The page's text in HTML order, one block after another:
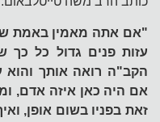
"אם אתה מאמין באמת
עזות פנים גדול כל
הקב"ה רואה אותך
אם היה כאן איזה אדם,
זאת בפניו בשום אופן,